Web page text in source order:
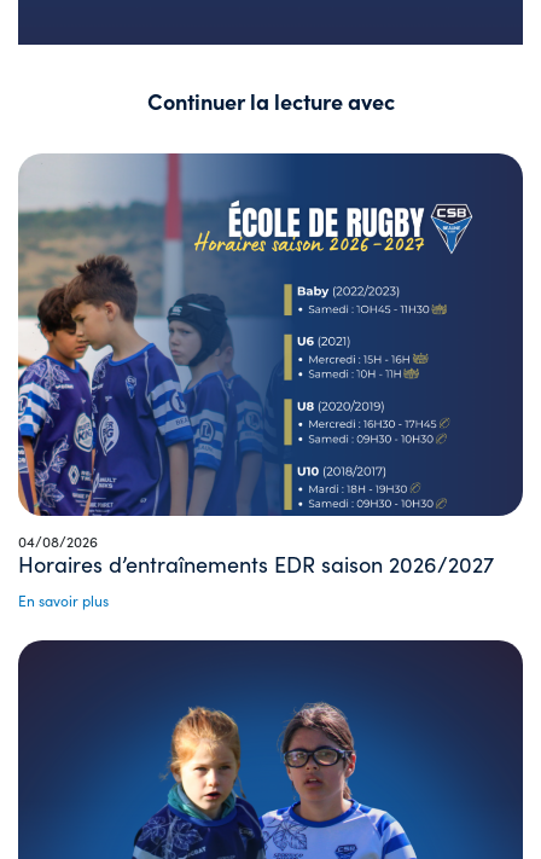
Continuer la lecture avec
04/08/2026
Horaires d’entraînements EDR saison 2026/2027
En savoir plus